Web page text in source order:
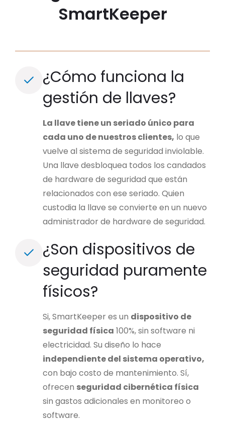
SmartKeeper
¿Cómo funciona la
gestión de llaves?
La llave tiene un seriado único para
cada uno de nuestros clientes, lo que
vuelve al sistema de seguridad inviolable.
Una llave desbloquea todos los candados
de hardware de seguridad que están
relacionados con ese seriado. Quien
custodia la llave se convierte en un nuevo
administrador de hardware de seguridad.
¿Son dispositivos de
seguridad puramente
físicos?
Si, SmartKeeper es un dispositivo de
seguridad física 100%, sin software ni
electricidad. Su diseño lo hace
independiente del sistema operativo,
con bajo costo de mantenimiento. Sí,
ofrecen seguridad cibernética física
sin gastos adicionales en monitoreo o
software.